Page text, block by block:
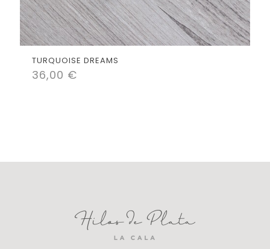
TURQUOISE DREAMS
36,00 €